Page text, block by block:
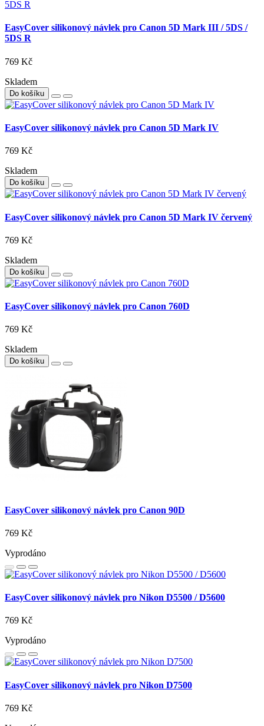
EasyCover silikonový návlek pro Canon 5D Mark III / 5DS /
5DS R
769 Kč
Skladem
Do košíku
EasyCover silikonový návlek pro Canon 5D Mark IV
769 Kč
Skladem
Do košíku
EasyCover silikonový návlek pro Canon 5D Mark IV červený
769 Kč
Skladem
Do košíku
EasyCover silikonový návlek pro Canon 760D
769 Kč
Skladem
Do košíku
EasyCover silikonový návlek pro Canon 90D
769 Kč
Vyprodáno
EasyCover silikonový návlek pro Nikon D5500 / D5600
769 Kč
Vyprodáno
EasyCover silikonový návlek pro Nikon D7500
769 Kč